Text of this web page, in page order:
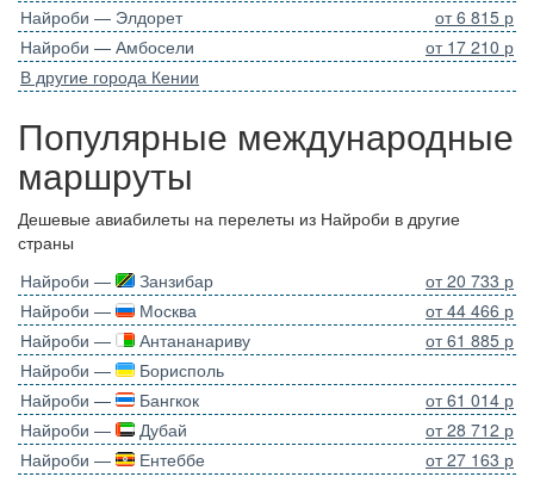
Найроби — Элдорет
от 6 815 р
Найроби — Амбосели
от 17 210 р
В другие города Кении
Популярные международные
маршруты
Дешевые авиабилеты на перелеты из Найроби в другие
страны
Найроби —
Занзибар
от 20 733 р
Найроби —
Москва
от 44 466 р
Найроби —
Антананариву
от 61 885 р
Найроби —
Борисполь
Найроби —
Бангкок
от 61 014 р
Найроби —
Дубай
от 28 712 р
Найроби —
Ентеббе
от 27 163 р